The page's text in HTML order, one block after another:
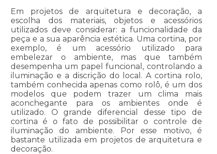
Em projetos de arquitetura e decoração, a
escolha dos materiais, objetos e acessórios
utilizados deve considerar: a funcionalidade da
peça e a sua aparência estética. Uma cortina, por
exemplo, é um acessório utilizado para
embelezar o ambiente, mas que também
desempenha um papel funcional, controlando a
iluminação e a discrição do local. A cortina rolo,
também conhecida apenas como rolô, é um dos
modelos que podem trazer um clima mais
aconchegante para os ambientes onde é
utilizado. O grande diferencial desse tipo de
cortina é o fato de possibilitar o controle de
iluminação do ambiente. Por esse motivo, é
bastante utilizada em projetos de arquitetura e
decoração.